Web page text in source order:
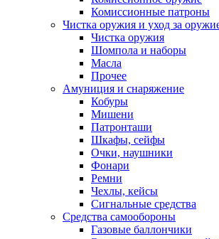
Комиссионные патроны
Чистка оружия и уход за
Чистка оружия
Шомпола и наборы
Масла
Прочее
Амуниция и снаряжение
Кобуры
Мишени
Патронташи
Шкафы, сейфы
Очки, наушники
Фонари
Ремни
Чехлы, кейсы
Сигнальные средства
Средства самообороны
Газовые баллончики